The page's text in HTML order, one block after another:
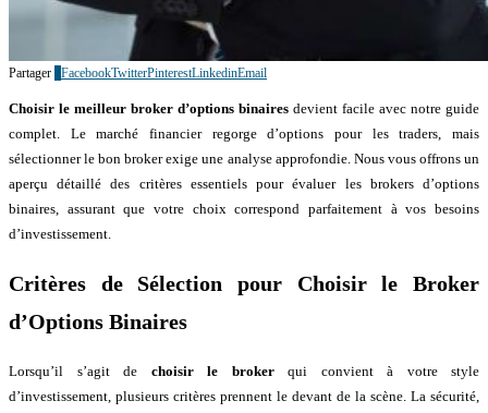
Partager FacebookTwitterPinterestLinkedinEmail
Choisir le meilleur broker d’options binaires devient facile avec notre guide
complet. Le marché financier regorge d’options pour les traders, mais
sélectionner le bon broker exige une analyse approfondie. Nous vous offrons un
aperçu détaillé des critères essentiels pour évaluer les brokers d’options
binaires, assurant que votre choix correspond parfaitement à vos besoins
d’investissement.
Critères de Sélection pour Choisir le Broker
d’Options Binaires
Lorsqu’il s’agit de choisir le brokerqui convient à votre style
d’investissement, plusieurs critères prennent le devant de la scène. La sécurité,